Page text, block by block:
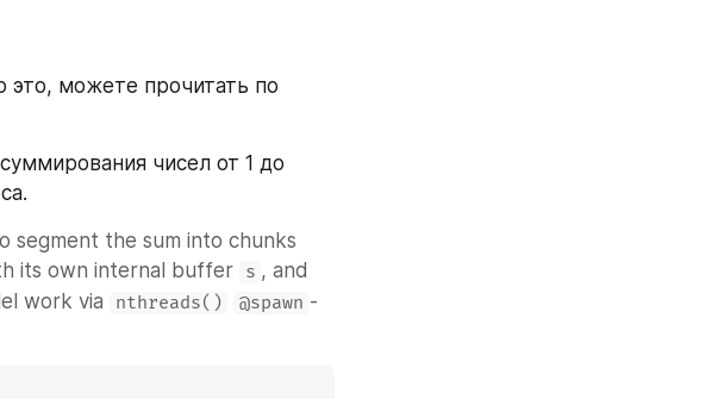
это, можете прочитать по
чисел от 1 до
segment the sum into chunks
its own internal buffer s , and
work via nthreads() @spawn -